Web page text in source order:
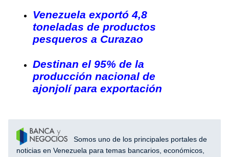
Venezuela exportó 4,8
toneladas de productos
pesqueros a Curazao
Destinan el 95% de la
producción nacional de
ajonjolí para exportación
Somos uno de los principales portales de
noticias en Venezuela para temas bancarios, económicos,